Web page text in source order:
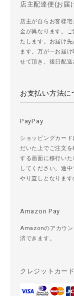
店主配達便(お届
店主が自らお客様
金が異なります。
たします。お届け
ます。万が一お届
せて頂き、後日配
お支払い方法に
PayPay
ショッピングカー
だいた上でご注文
する画面に移行い
してください。途
やり直しとなりま
Amazon Pay
Amazonのアカウン
済できます。
クレジットカー